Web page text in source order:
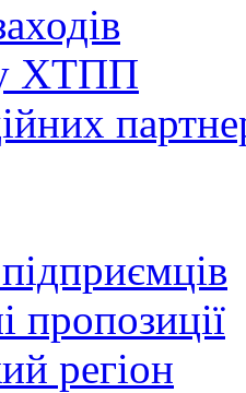
ХТПП
пропозиції
регіон